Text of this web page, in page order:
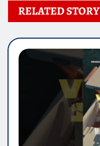
RELATED STORY